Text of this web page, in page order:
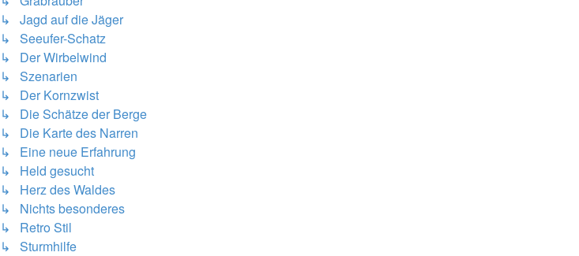
↳ Jagd auf die Jäger
↳ Seeufer-Schatz
↳ Der Wirbelwind
↳ Szenarien
↳ Der Kornzwist
↳ Die Schätze der Berge
↳ Die Karte des Narren
↳ Eine neue Erfahrung
↳ Held gesucht
↳ Herz des Waldes
↳ Nichts besonderes
↳ Retro Stil
↳ Sturmhilfe